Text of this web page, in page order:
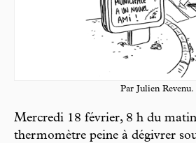
Par Julien Revenu.
Mercredi 18 février, 8 h du
thermomètre peine à dégivrer